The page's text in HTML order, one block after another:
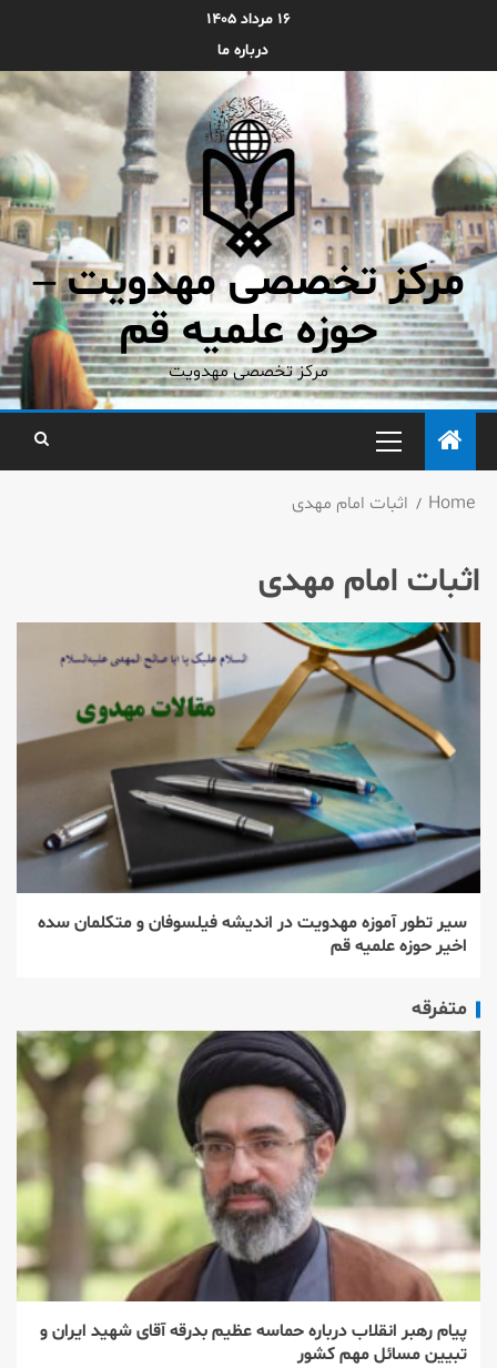
۱۶ مرداد ۱۴۰۵
درباره ما
مرکز تخصصی مهدویت –
حوزه علمیه قم
مرکز تخصصی مهدویت
Home اثبات امام مهدی
اثبات امام مهدی
سير تطور آموزه مهدويت در انديشه‌‌ فيلسوفان و متكلمان سده
اخير حوزه علميه قم
متفرقه
پیام رهبر انقلاب درباره حماسه عظیم بدرقه آقای شهید ایران و
تبیین مسائل مهم کشور